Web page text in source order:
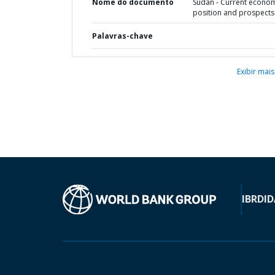
Nome do documento
Sudan - Current
position and prospects
Palavras-chave
Exibir mais
IBRD